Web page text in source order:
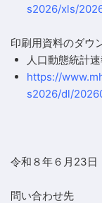
s2026/xls/
印刷用資料のダウ
人口動態統計
https://
s2026/dl/
令和８年６月23日
問い合わせ先